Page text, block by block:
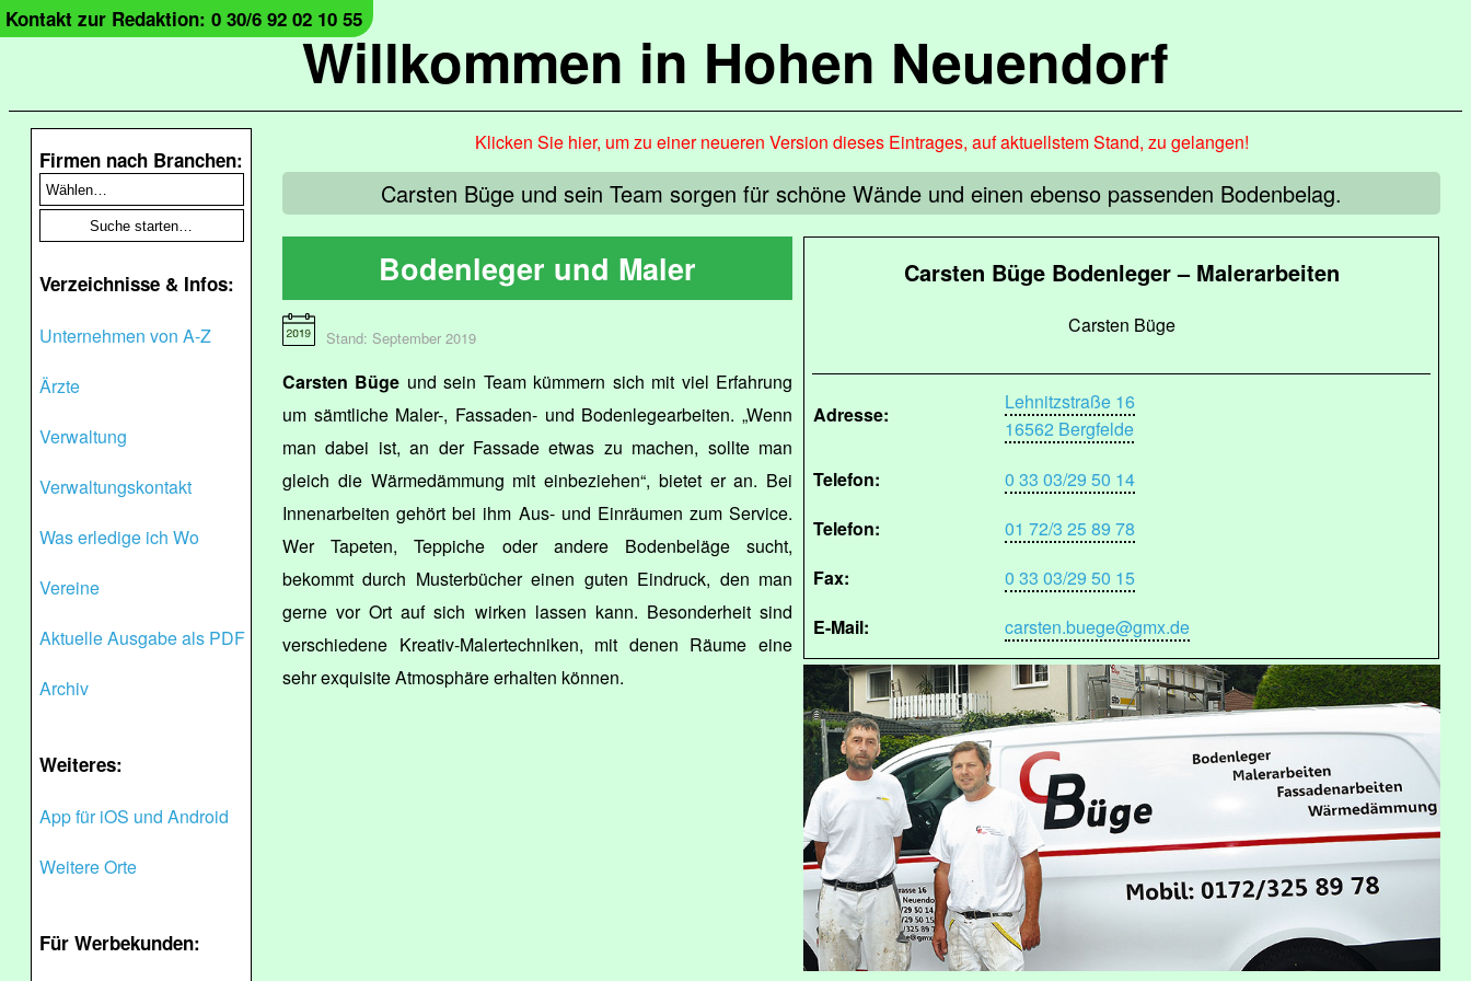
Willkommen in Hohen Neuendorf
Kontakt zur Redaktion: 0 30/6 92 02 10 55
Firmen nach Branchen:
Verzeichnisse & Infos:
Unternehmen von A-Z
Ärzte
Verwaltung
Verwaltungskontakt
Was erledige ich Wo
Vereine
Aktuelle Ausgabe als PDF
Archiv
Weiteres:
App für iOS und Android
Weitere Orte
Für Werbekunden:
Klicken Sie hier, um zu einer neueren Version dieses Eintrages, auf aktuellstem Stand, zu gelangen!
Carsten Büge und sein Team sorgen für schöne Wände und einen ebenso passenden Bodenbelag.
Carsten Büge Bodenleger – Malerarbeiten
Carsten Büge
Adresse:
Lehnitzstraße 16
16562 Bergfelde
Telefon:
0 33 03/29 50 14
Telefon:
01 72/3 25 89 78
Fax:
0 33 03/29 50 15
E-Mail:
carsten.buege@gmx.de
Bodenleger und Maler
Stand: September 2019
Carsten Büge und sein Team kümmern sich mit viel Erfahrung
um sämtliche Maler-, Fassaden- und Bodenlegearbeiten. „Wenn
man dabei ist, an der Fassade etwas zu machen, sollte man
gleich die Wärmedämmung mit einbeziehen“, bietet er an. Bei
Innenarbeiten gehört bei ihm Aus- und Einräumen zum Service.
Wer Tapeten, Teppiche oder andere Bodenbeläge sucht,
bekommt durch Musterbücher einen guten Eindruck, den man
gerne vor Ort auf sich wirken lassen kann. Besonderheit sind
verschiedene Kreativ-Malertechniken, mit denen Räume eine
sehr exquisite Atmosphäre erhalten können.